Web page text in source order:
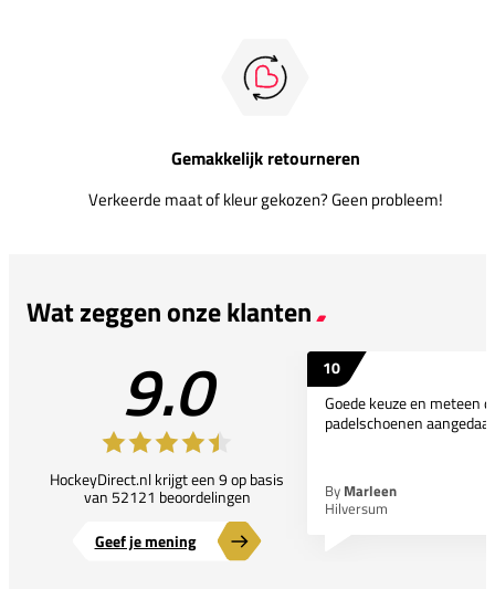
Gemakkelijk retourneren
Verkeerde maat of kleur gekozen? Geen probleem!
Wat zeggen onze klanten
9.0
HockeyDirect.nl krijgt een 9 op basis
van 52121 beoordelingen
Geef je mening
10
Goede keuze en meteen
padelschoenen
By Marleen
Hilversum